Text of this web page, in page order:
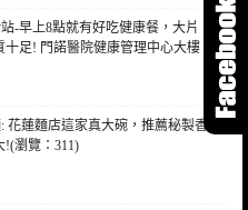
-早上8點就有好吃健康餐，大片
十足! 門諾醫院健康管理中心大樓
花蓮麵店這家真大碗，推薦秘製香
!(瀏覽：311)